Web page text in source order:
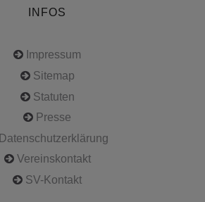
INFOS
Impressum
Sitemap
Statuten
Presse
Datenschutzerklärung
Vereinskontakt
SV-Kontakt